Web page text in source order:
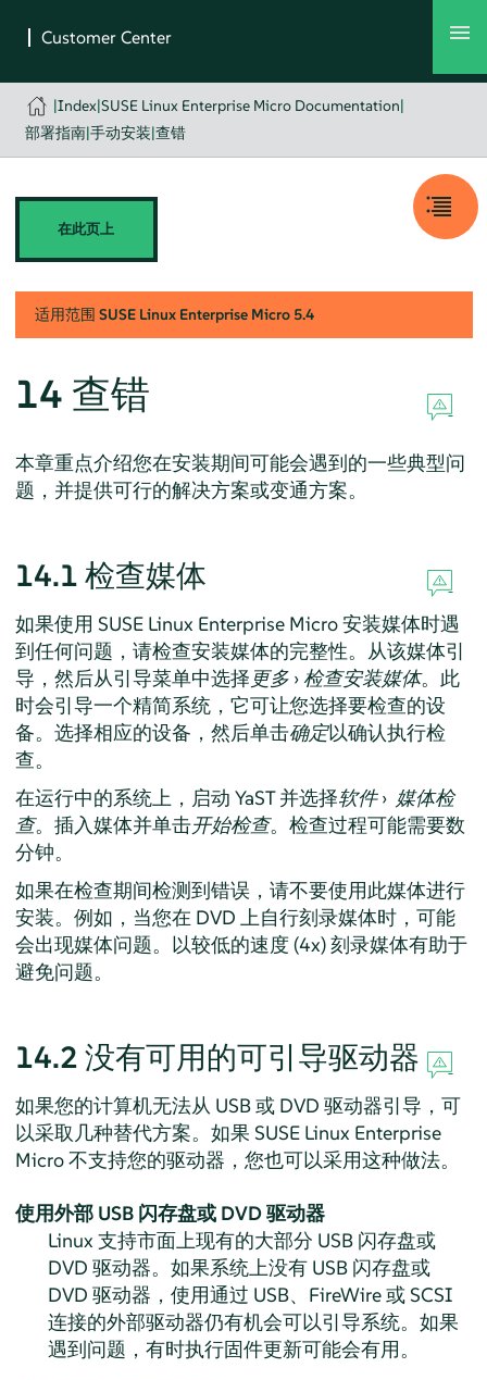
|Index|SUSE Linux Enterprise Micro Documentation|
部署指南|手动安装|查错
在此页上
适用范围 SUSE Linux Enterprise Micro 5.4
14 查错
本章重点介绍您在安装期间可能会遇到的一些典型问
题，并提供可行的解决方案或变通方案。
14.1 检查媒体
如果使用 SUSE Linux Enterprise Micro安装媒体时遇
到任何问题，请检查安装媒体的完整性。从该媒体引
导，然后从引导菜单中选择 更多› 检查安装媒体。此
时会引导一个精简系统，它可让您选择要检查的设
备。选择相应的设备，然后单击确定以确认执行检
查。
在运行中的系统上，启动 YaST 并选择软件› 媒体检
查。插入媒体并单击开始检查。检查过程可能需要数
分钟。
如果在检查期间检测到错误，请不要使用此媒体进行
安装。例如，当您在 DVD 上自行刻录媒体时，可能
会出现媒体问题。以较低的速度 (4x) 刻录媒体有助于
避免问题。
14.2 没有可用的可引导驱动器
如果您的计算机无法从 USB 或 DVD 驱动器引导，可
以采取几种替代方案。如果 SUSE Linux Enterprise
Micro不支持您的驱动器，您也可以采用这种做法。
使用外部 USB 闪存盘或 DVD 驱动器
Linux 支持市面上现有的大部分 USB 闪存盘或
DVD 驱动器。如果系统上没有 USB 闪存盘或
DVD 驱动器，使用通过 USB、FireWire 或 SCSI
连接的外部驱动器仍有机会可以引导系统。如果
遇到问题，有时执行固件更新可能会有用。